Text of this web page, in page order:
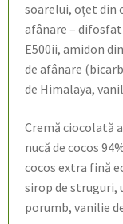
soarelui, oțet din
afânare – difosfat
E500ii, amidon
de afânare
de Himalaya,
Cremă ciocolată
nucă de cocos
cocos extra fină
sirop de struguri,
porumb, vanilie